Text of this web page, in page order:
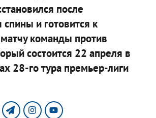
после
и готовится к
команды против
состоится 22 апреля в
28-го тура премьер-лиги